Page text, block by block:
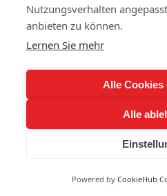
Sponsoren
Rechtliches
Datenschutz
© 2026 Inderdorf Fireflies
Nutzungsverhalten
anbieten zu können.
Lernen Sie mehr
Alle Cookies
Alle
Powered by CookieHub